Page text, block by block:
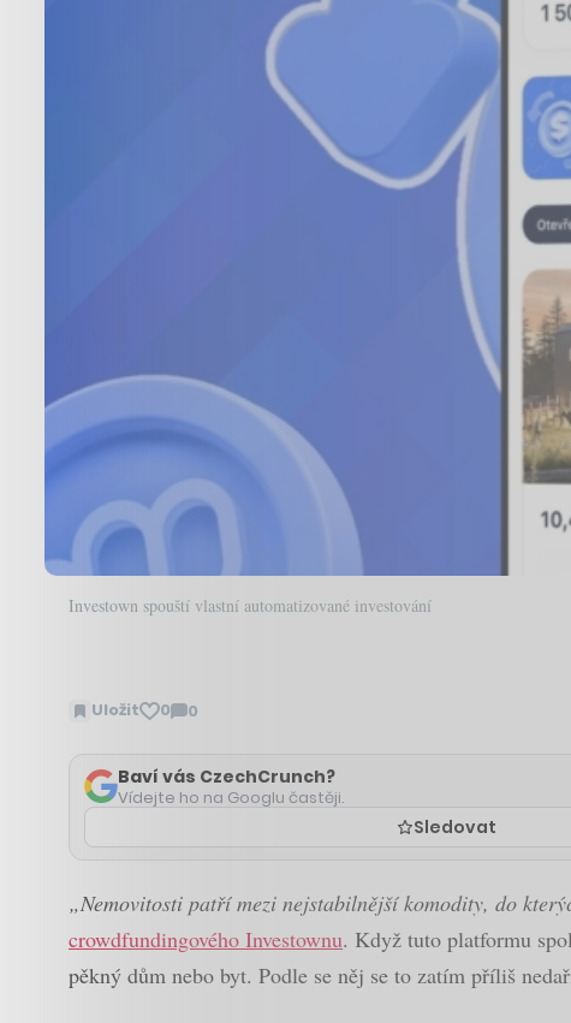
Investown spouští vlastní automatizované investování
Uložit 0 0
Zobrazit
Baví vás CzechCrunch?
Vídejte ho na Googlu častěji.
Sledovat
„Nemovitosti patří mezi nejstabilnější komodity, do
crowdfundingového Investownu. Když tuto platformu
pěkný dům nebo byt. Podle se něj se to zatím příliš